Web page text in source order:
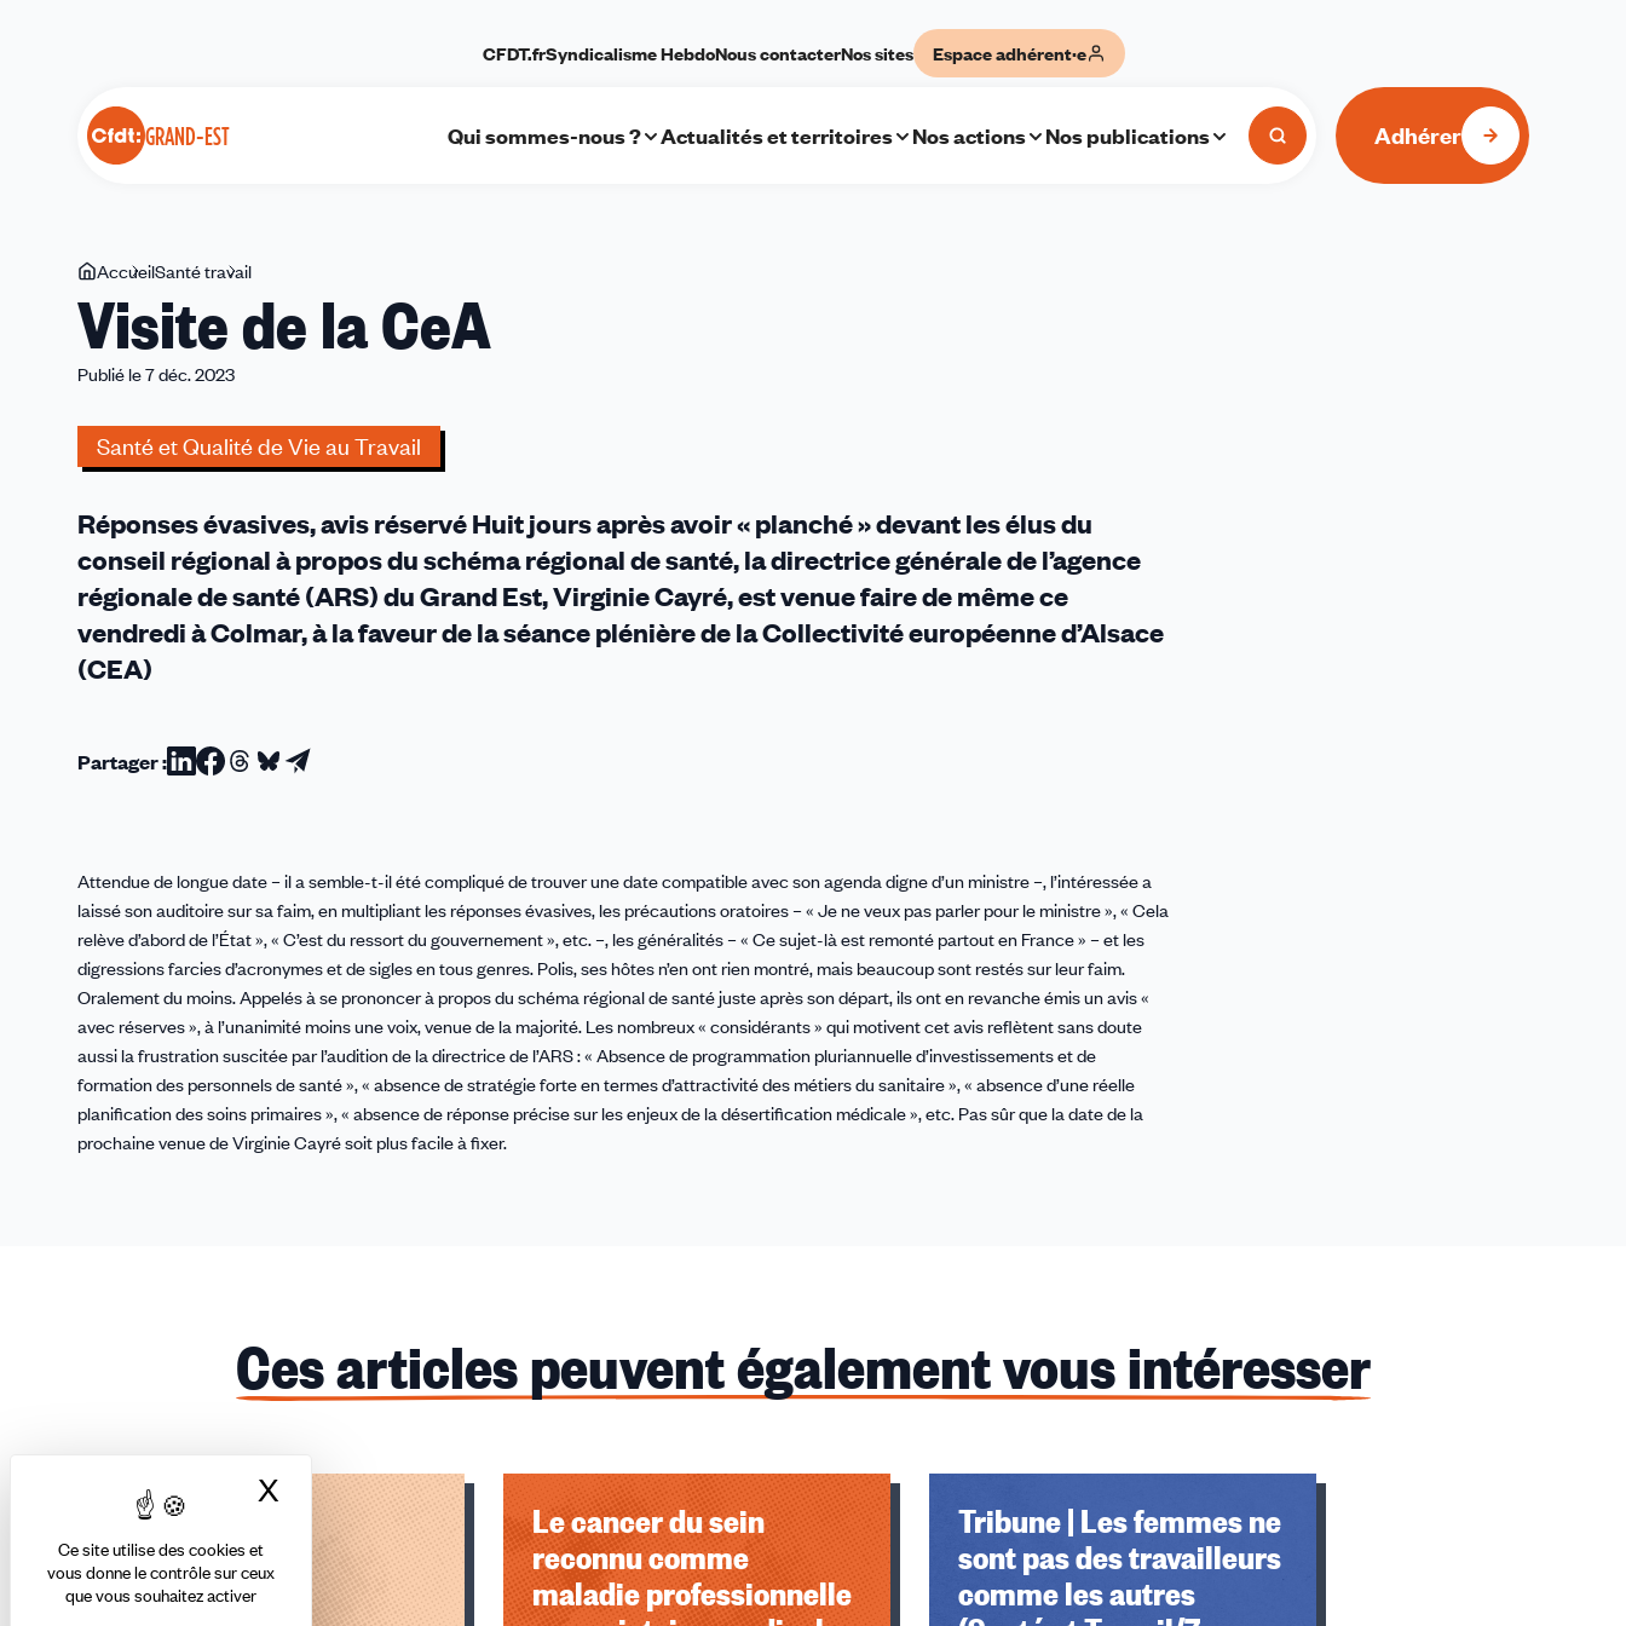
Ce site utilise des cookies et
vous donne le contrôle sur ceux
que vous souhaitez activer
X Masquer le bandeau des cookies
GRAND-EST
CFDT.frSyndicalisme HebdoNous contacterNos sites Espace adhérent·e
Qui sommes-nous ? Actualités et territoires Nos actions Nos publications Adhérer
Vous
êtes
ici
AccueilSanté travail
de
la
Visite de la CeA
Publié le 7 déc. 2023
Santé et Qualité de Vie au Travail
Réponses évasives, avis réservé Huit jours après avoir « planché » devant les élus du
conseil régional à propos du schéma régional de santé, la directrice générale de l’agence
régionale de santé (ARS) du Grand Est, Virginie Cayré, est venue faire de même ce
vendredi à Colmar, à la faveur de la séance plénière de la Collectivité européenne d’Alsace
(CEA)
Partager :Partager
Partager
Partager
Partager
Partager
Attendue de longue date – il a semble-t-il été compliqué de trouver une date compatible avec son agenda digne d’un ministre –, l’intéressée a
laissé son auditoire sur sa faim, en multipliant les réponses évasives, les précautions oratoires – « Je ne veux pas parler pour le ministre », « Cela
relève d’abord de l’État », « C’est du ressort du gouvernement », etc. –, les généralités – « Ce sujet-là est remonté partout en France » – et les
digressions farcies d’acronymes et de sigles en tous genres. Polis, ses hôtes n’en ont rien montré, mais beaucoup sont restés sur leur faim.
Oralement du moins. Appelés à se prononcer à propos du schéma régional de santé juste après son départ, ils ont en revanche émis un avis «
avec réserves », à l’unanimité moins une voix, venue de la majorité. Les nombreux « considérants » qui motivent cet avis reflètent sans doute
aussi la frustration suscitée par l’audition de la directrice de l’ARS : « Absence de programmation pluriannuelle d’investissements et de
formation des personnels de santé », « absence de stratégie forte en termes d’attractivité des métiers du sanitaire », « absence d’une réelle
planification des soins primaires », « absence de réponse précise sur les enjeux de la désertification médicale », etc. Pas sûr que la date de la
prochaine venue de Virginie Cayré soit plus facile à fixer.
Ces articles peuvent également vous intéresser
12 Mai : journée
Mondiale de la
Fibromyalgie
Le cancer du sein
reconnu comme
maladie professionnelle
Tribune | Les femmes ne
sont pas des travailleurs
comme les autres